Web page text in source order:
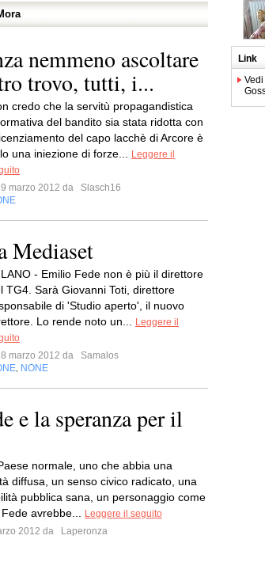
nemmeno ascoltare
trovo, tutti, i...
credo che la servitù propagandistica
del bandito sia stata ridotta con
del capo lacchè di Arcore è
una iniezione di forze...
Leggere il
marzo 2012 da
Slasch16
Mediaset
- Emilio Fede non è più il direttore
TG4. Sarà Giovanni Toti, direttore
di 'Studio aperto', il nuovo
Lo rende noto un...
Leggere il
marzo 2012 da
Samalos
NONE
e la speranza per il
normale, uno che abbia una
diffusa, un senso civico radicato, una
pubblica sana, un personaggio come
avrebbe...
Leggere il seguito
2012 da
Laperonza
Link